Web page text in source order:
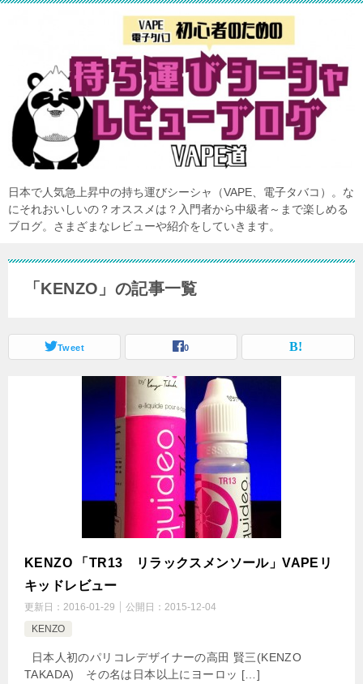
日本で人気急上昇中の持ち運びシーシャ（VAPE、電子タバコ）。な
にそれおいしいの？オススメは？入門者から中級者～まで楽しめる
ブログ。さまざまなレビューや紹介をしていきます。
「KENZO」の記事一覧
Tweet 0
KENZO 「TR13 リラックスメンソール」VAPEリ
キッドレビュー
更新日： 2016-01-29 公開日： 2015-12-04
KENZO
日本人初のパリコレデザイナーの高田 賢三(KENZO
TAKADA) その名は日本以上にヨーロッ […]